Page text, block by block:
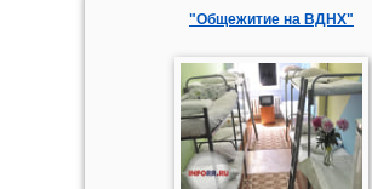
"Общежитие на ВДНХ"